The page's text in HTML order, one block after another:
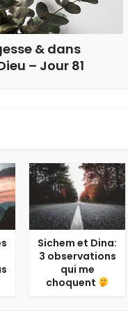
& dans
– Jour 81
Sichem et Dina:
3 observations
qui me
choquent